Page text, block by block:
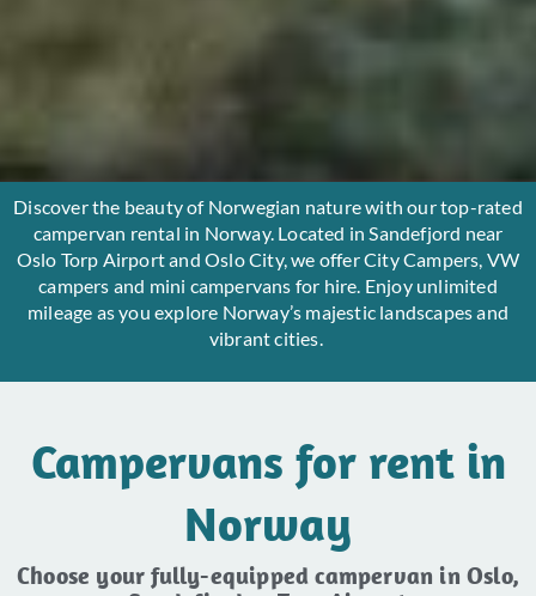
Discover the beauty of Norwegian nature with our top-rated
campervan rental in Norway. Located in Sandefjord near
Oslo Torp Airport and Oslo City, we offer City Campers, VW
campers and mini campervans for hire. Enjoy unlimited
mileage as you explore Norway’s majestic landscapes and
vibrant cities.
Campervans for rent in
Norway
Choose your fully-equipped campervan in Oslo,